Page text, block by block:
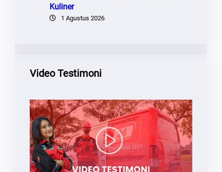
Kuliner
1 Agustus 2026
Video Testimoni